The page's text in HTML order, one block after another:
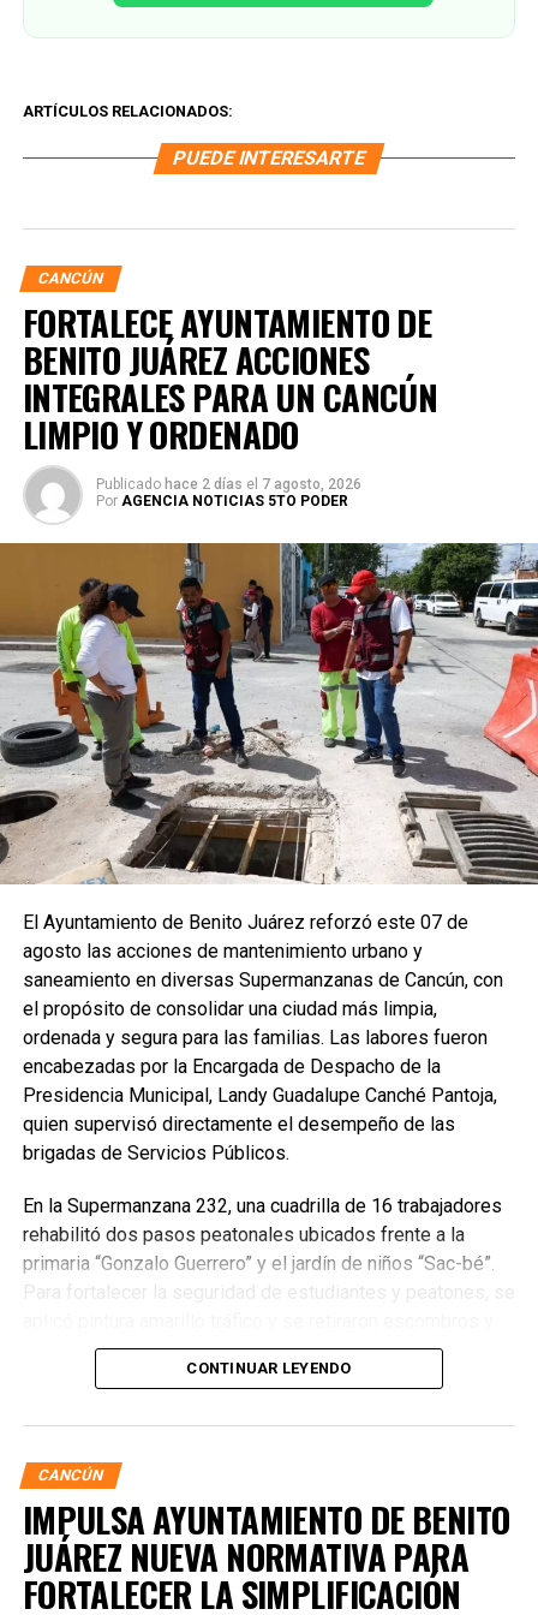
ARTÍCULOS RELACIONADOS:
PUEDE INTERESARTE
CANCÚN
FORTALECE AYUNTAMIENTO DE
BENITO JUÁREZ ACCIONES
INTEGRALES PARA UN CANCÚN
LIMPIO Y ORDENADO
Publicado hace 2 días el 7 agosto, 2026
Por AGENCIA NOTICIAS 5TO PODER
El Ayuntamiento de Benito Juárez reforzó este 07 de
agosto las acciones de mantenimiento urbano y
saneamiento en diversas Supermanzanas de Cancún, con
el propósito de consolidar una ciudad más limpia,
ordenada y segura para las familias. Las labores fueron
encabezadas por la Encargada de Despacho de la
Presidencia Municipal, Landy Guadalupe Canché Pantoja,
quien supervisó directamente el desempeño de las
brigadas de Servicios Públicos.
En la Supermanzana 232, una cuadrilla de 16 trabajadores
rehabilitó dos pasos peatonales ubicados frente a la
primaria “Gonzalo Guerrero” y el jardín de niños “Sac-bé”.
Para fortalecer la seguridad de estudiantes y peatones, se
residuos vegetales acumulados en la zona. Estas
acciones buscan garantizar entornos escolares más
CONTINUAR LEYENDO
CANCÚN
IMPULSA AYUNTAMIENTO DE BENITO
JUÁREZ NUEVA NORMATIVA PARA
FORTALECER LA SIMPLIFICACIÓN